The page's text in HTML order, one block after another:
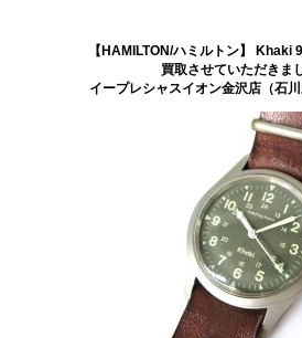
【HAMILTON/ハミルトン】 Khaki
買取させていただきま
イープレシャスイオン金沢店（石